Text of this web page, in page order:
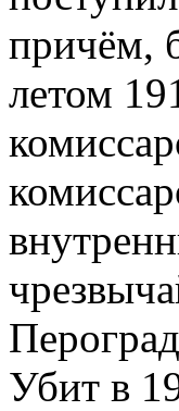
причём,
летом
Убит в